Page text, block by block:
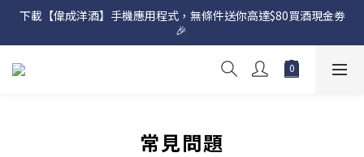
網店購滿 $500 即享免費送貨服務📦
下載【偉成洋酒】手機應用程式，無條件送你高達$80買酒現金劵
🎉
網店購滿 $500 即享免費送貨服務📦
常見問題